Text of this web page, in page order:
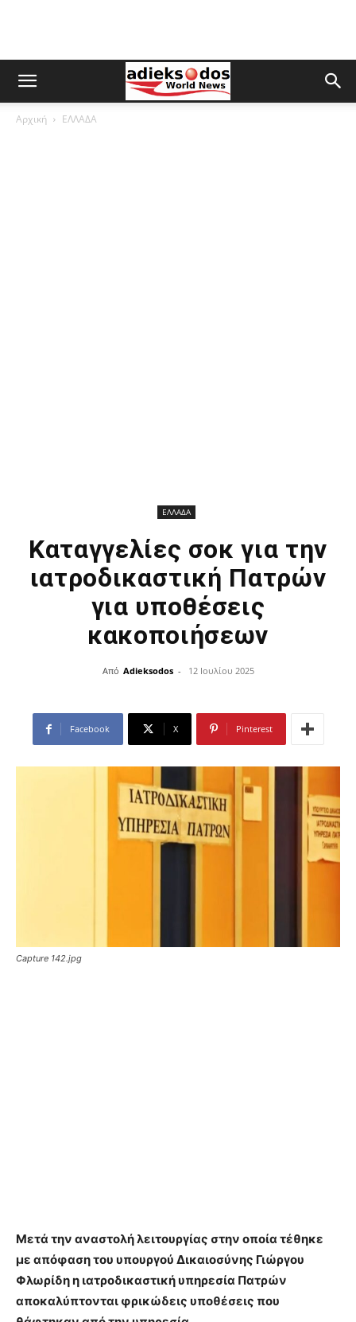
Αρχική ΕΛΛΑΔΑ
ΕΛΛΑΔΑ
Καταγγελίες σοκ για την
ιατροδικαστική Πατρών
για υποθέσεις
κακοποιήσεων
Από Adieksodos - 12 Ιουλίου 2025
Facebook X Pinterest
Capture 142.jpg
Μετά την αναστολή λειτουργίας στην οποία τέθηκε
με απόφαση του υπουργού Δικαιοσύνης Γιώργου
Φλωρίδη η ιατροδικαστική υπηρεσία Πατρών
αποκαλύπτονται φρικώδεις υποθέσεις που